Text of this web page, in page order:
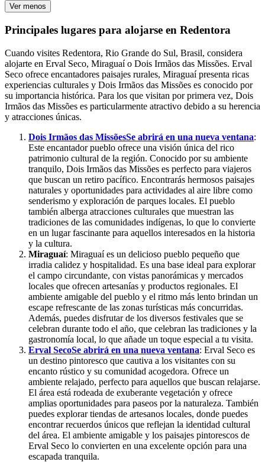
Ver menos
Principales lugares para alojarse en Redentora
Cuando visites Redentora, Rio Grande do Sul, Brasil, considera
alojarte en Erval Seco, Miraguaí o Dois Irmãos das Missões. Erval
Seco ofrece encantadores paisajes rurales, Miraguaí presenta ricas
experiencias culturales y Dois Irmãos das Missões es conocido por
su importancia histórica. Para los que visitan por primera vez, Dois
Irmãos das Missões es particularmente atractivo debido a su herencia
y atracciones únicas.
Dois Irmãos das MissõesSe abrirá en una nueva ventana:
Este encantador pueblo ofrece una visión única del rico
patrimonio cultural de la región. Conocido por su ambiente
tranquilo, Dois Irmãos das Missões es perfecto para viajeros
que buscan un retiro pacífico. Encontrarás hermosos paisajes
naturales y oportunidades para actividades al aire libre como
senderismo y exploración de parques locales. El pueblo
también alberga atracciones culturales que muestran las
tradiciones de las comunidades indígenas, lo que lo convierte
en un lugar fascinante para aquellos interesados en la historia
y la cultura.
Miraguaí: Miraguaí es un delicioso pueblo pequeño que
irradia calidez y hospitalidad. Es una base ideal para explorar
el campo circundante, con vistas panorámicas y mercados
locales que ofrecen artesanías y productos regionales. El
ambiente amigable del pueblo y el ritmo más lento brindan un
escape refrescante de las zonas turísticas más concurridas.
Además, puedes disfrutar de los diversos festivales que se
celebran durante todo el año, que celebran las tradiciones y la
gastronomía local, lo que añade un toque especial a tu visita.
Erval SecoSe abrirá en una nueva ventana: Erval Seco es
un destino pintoresco que cautiva a los visitantes con su
encanto rústico y su comunidad acogedora. Ofrece un
ambiente relajado, perfecto para aquellos que buscan relajarse.
El área está rodeada de exuberante vegetación y ofrece
amplias oportunidades para paseos por la naturaleza. También
puedes explorar tiendas de artesanos locales, donde puedes
encontrar recuerdos únicos que reflejan la identidad cultural
del área. El ambiente amigable y los paisajes pintorescos de
Erval Seco lo convierten en una excelente opción para una
escapada tranquila.